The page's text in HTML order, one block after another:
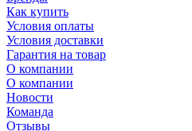
Как купить
Условия оплаты
Условия доставки
Гарантия на товар
О компании
О компании
Новости
Команда
Отзывы